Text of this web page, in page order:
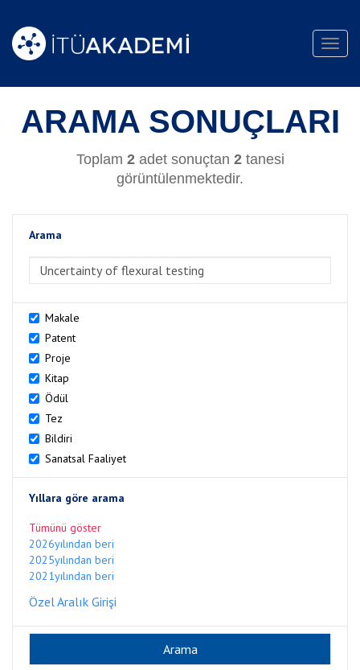
ARAMA SONUÇLARI
Toplam 2adet sonuçtan 2tanesi
görüntülenmektedir.
Arama
>Arama
Makale
Patent
Proje
Kitap
Ödül
Tez
Bildiri
Sanatsal Faaliyet
Yıllara göre arama
Tümünü göster
2026yılından beri
2025yılından beri
2021yılından beri
Özel Aralık Girişi